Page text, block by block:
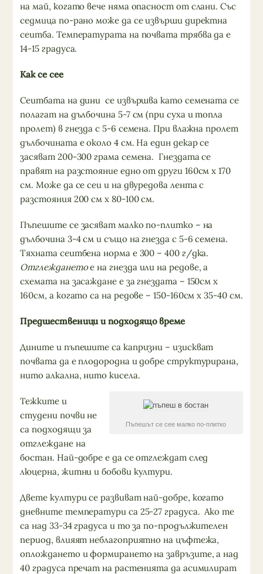
на май, когато вече няма опасност от слани. Със
седмица по-рано може да се извърши директна
сеитба. Температурата на почвата трябва да е
14-15 градуса.
Как се сее
Сеитбата на дини се извършва като семената се
полагат на дълбочина 5-7 см (при суха и топла
пролет) в гнезда с 5-6 семена. При влажна пролет
дълбочината е около 4 см. На един декар се
засяват 200-300 грама семена. Гнездата се
правят на разстояние едно от други 160см х 170
см. Може да се сеи и на двуредова лента с
разстояния 200 см х 80-100 см.
Пъпешите се засяват малко по-плитко – на
дълбочина 3-4 см и също на гнезда с 5-6 семена.
Тяхната сеитбена норма е 300 – 400 г/дка.
Отглежданетое на гнезда или на редове, а
схемата на засаждане е за гнездата – 150см х
160см, а когато са на редове – 150-160см х 35-40 см.
Предшественици и подходящо време
Дините и пъпешите са капризни – изискват
почвата да е плодородна и добре структурирана,
нито алкална, нито кисела.
Пъпешът се сее малко по-плитко
Тежките и
студени почви не
са подходящи за
отглеждане на
бостан. Най-добре е да се отглеждат след
люцерна, житни и бобови култури.
Двете култури се развиват най-добре, когато
дневните температури са 25-27 градуса. Ако те
са над 33-34 градуса и то за по-продължителен
период, влияят неблагоприятно на цъфтежа,
оплождането и формирането на завръзите, а над
40 градуса пречат на растенията да асимилират